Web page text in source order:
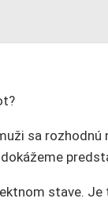
sa
stave.